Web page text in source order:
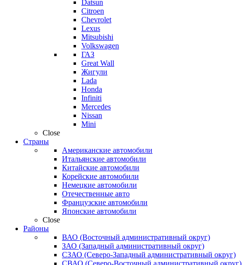
Datsun
Citroen
Chevrolet
Lexus
Mitsubishi
Volkswagen
ГАЗ
Great Wall
Жигули
Lada
Honda
Infiniti
Mercedes
Nissan
Mini
Close
Страны
Американские автомобили
Итальянские автомобили
Китайские автомобили
Корейские автомобили
Немецкие автомобили
Отечественные авто
Французские автомобили
Японские автомобили
Close
Районы
ВАО (Восточный административный округ)
ЗАО (Западный административный округ)
СЗАО (Северо-Западный административный округ)
СВАО (Северо-Восточный административный округ)